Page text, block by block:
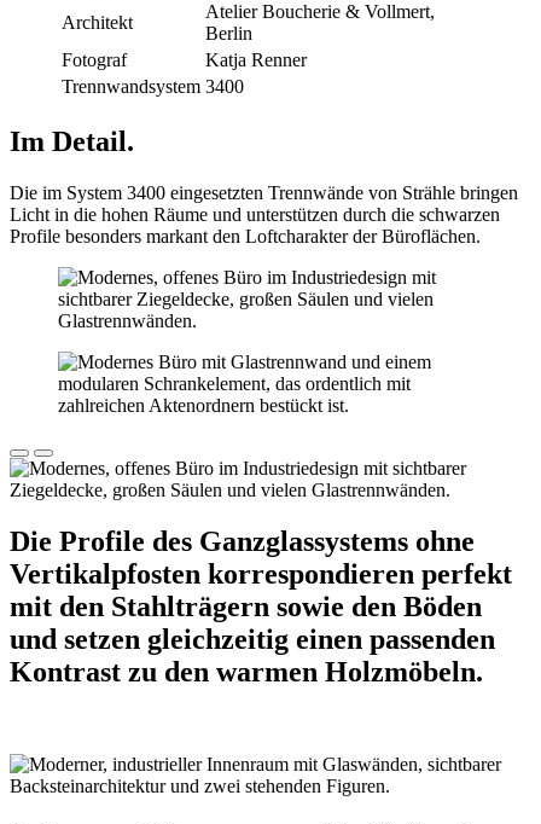
Architekt
Atelier Boucherie & Vollmert,
Berlin
Fotograf
Katja Renner
Trennwandsystem 3400
Im Detail.
Die im System 3400 eingesetzten Trennwände von Strähle bringen
Licht in die hohen Räume und unterstützen durch die schwarzen
Profile besonders markant den Loftcharakter der Büroflächen.
Die Profile des Ganzglassystems ohne
Vertikalpfosten korrespondieren perfekt
mit den Stahlträgern sowie den Böden
und setzen gleichzeitig einen passenden
Kontrast zu den warmen Holzmöbeln.